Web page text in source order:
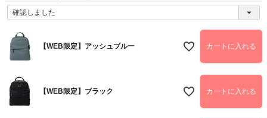
(
【WEB限定】アッシュブルー
カートに入れる
【WEB限定】ブラック カートに入れる